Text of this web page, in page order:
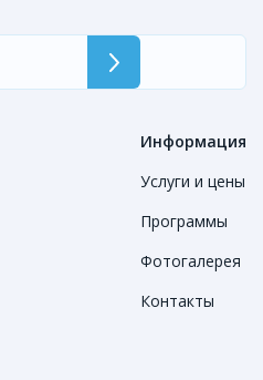
Информация
Услуги и цены
Программы
Фотогалерея
Контакты